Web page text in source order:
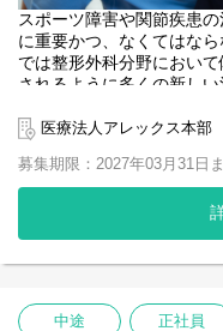
スポーツ障害や関節疾患
に重要かつ、なくてはな
では整形外科分野におい
されるように多くの新し
す。職員は探求心も高く
法士という仕事にやりが
作っていくことを念頭に
【外部研修】
キャダバー研修 など
医療法人アレックス本部
募集期限：2027年03月31日
中途 正社員